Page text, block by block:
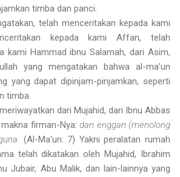
timba dan panci.
telah menceritakan kepada kami
kepada kami Affan, telah
kami Hammad ibnu Salamah, dari Asim,
yang mengatakan bahwa al-ma’un
yang dapat dipinjam-pinjamkan, seperti
timba.
dari Mujahid, dari Ibnu Abbas
firman-Nya: dan enggan (menolong
(Al-Ma'un: 7) Yakni peralatan rumah
telah dikatakan oleh Mujahid, Ibrahim
Jubair, Abu Malik, dan lain-lainnya yang